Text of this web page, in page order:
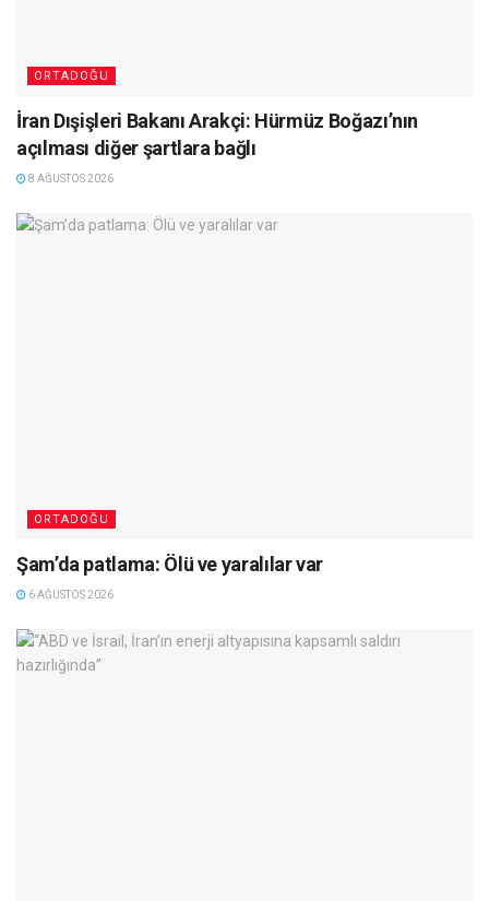
ORTADOĞU
İran Dışişleri Bakanı Arakçi: Hürmüz Boğazı’nın
açılması diğer şartlara bağlı
8 AĞUSTOS 2026
ORTADOĞU
Şam’da patlama: Ölü ve yaralılar var
6 AĞUSTOS 2026